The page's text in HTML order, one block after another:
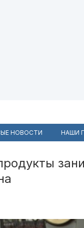
НОВОСТИ НАШИ